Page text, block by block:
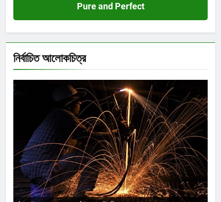
Pure and Perfect
নির্বাচিত আলোকচিত্র
দিব্যেন্দু দ্বীপ
Shahida Sultana